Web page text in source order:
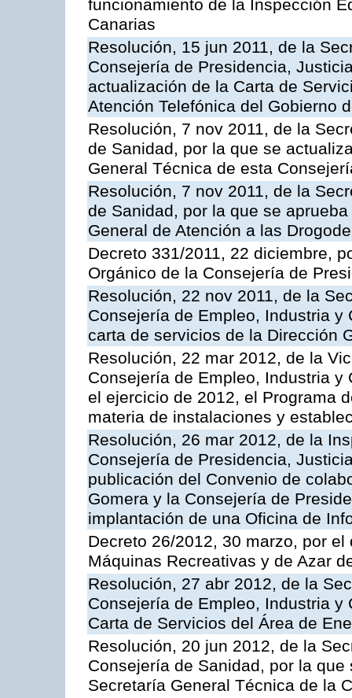
funcionamiento de la Inspección
Canarias
Resolución, 15 jun 2011, de la
Consejería de Presidencia,
actualización de la Carta de
Atención Telefónica del Gobierno
Resolución, 7 nov 2011, de la
de Sanidad, por la que se
General Técnica de esta
Resolución, 7 nov 2011, de la
de Sanidad, por la que se
General de Atención a las
Decreto 331/2011, 22 diciembre,
Orgánico de la Consejería de
Resolución, 22 nov 2011, de la
Consejería de Empleo, Industria
carta de servicios de la Dirección
Resolución, 22 mar 2012, de la
Consejería de Empleo, Industria
el ejercicio de 2012, el Programa
materia de instalaciones y
Resolución, 26 mar 2012, de la
Consejería de Presidencia,
publicación del Convenio de
Gomera y la Consejería de
implantación de una Oficina de
Decreto 26/2012, 30 marzo, por
Máquinas Recreativas y de Azar
Resolución, 27 abr 2012, de la
Consejería de Empleo, Industria
Carta de Servicios del Área de
Resolución, 20 jun 2012, de la
Consejería de Sanidad, por la
Secretaría General Técnica de la